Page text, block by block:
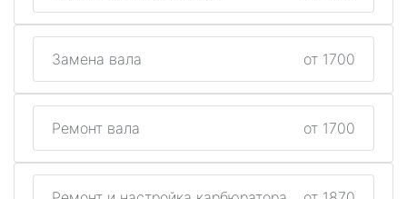
Замена вала от 1700
Ремонт вала от 1700